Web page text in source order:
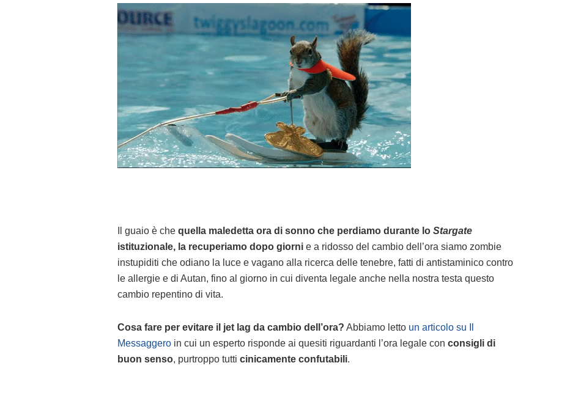
Il guaio è che quella maledetta ora di sonno che perdiamo durante lo Stargate
istituzionale, la recuperiamo dopo giorni e a ridosso del cambio dell’ora siamo zombie
instupiditi che odiano la luce e vagano alla ricerca delle tenebre, fatti di antistaminico contro
le allergie e di Autan, fino al giorno in cui diventa legale anche nella nostra testa questo
cambio repentino di vita.
Cosa fare per evitare il jet lag da cambio dell’ora? Abbiamo letto un articolo su Il
Messaggero in cui un esperto risponde ai quesiti riguardanti l’ora legale con consigli di
buon senso, purtroppo tutti cinicamente confutabili.